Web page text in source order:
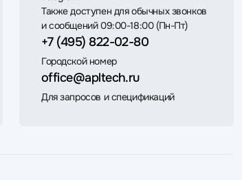
Также доступен для обычных звонков
и сообщений 09:00-18:00 (Пн-Пт)
+7 (495) 822-02-80
Городской номер
office@apltech.ru
Для запросов и спецификаций